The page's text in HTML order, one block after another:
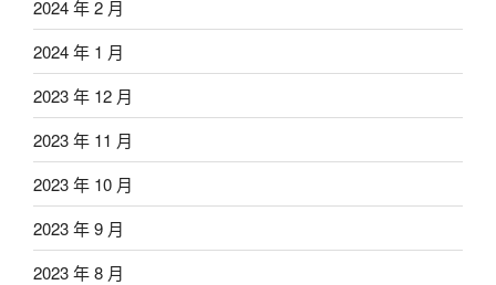
2024 年 2 月
2024 年 1 月
2023 年 12 月
2023 年 11 月
2023 年 10 月
2023 年 9 月
2023 年 8 月